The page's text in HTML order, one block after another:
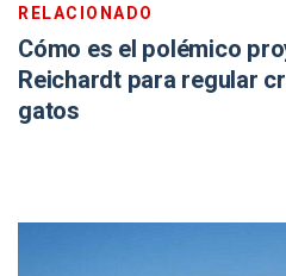
RELACIONADO
Cómo es el polémico
Reichardt para regular
gatos